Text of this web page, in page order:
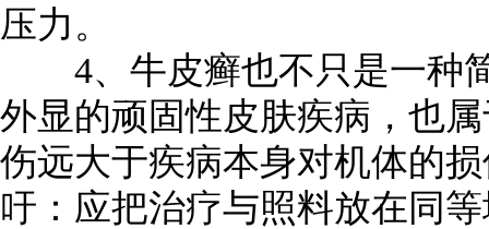
压力。
4、牛皮癣也不只是一种
外显的顽固性皮肤疾病，也
伤远大于疾病本身对机体的
吁：应把治疗与照料放在同